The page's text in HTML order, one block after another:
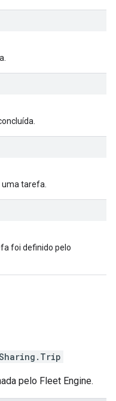
tarefa.
foi definido pelo
. Trip
pelo Fleet Engine.